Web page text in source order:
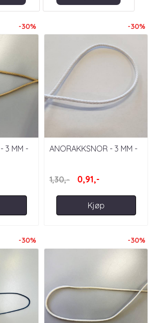
-30%
3 MM -
-30%
ANORAKKSNOR - 3 MM -
1,30,-
0,91,-
Kjøp
-30% -30%